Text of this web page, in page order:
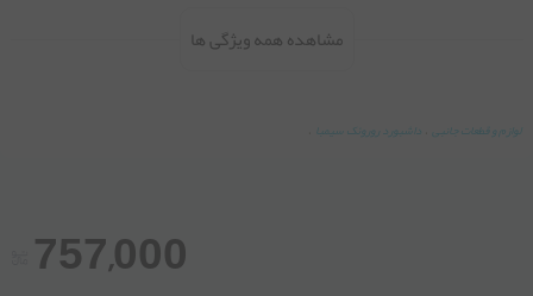
مشاهده همه ویژگی ها
لوازم و قطعات جانبی داشبورد روروئک سیمبا
757,000